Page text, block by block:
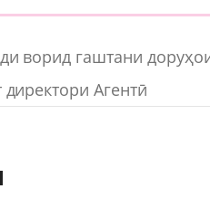
ворид гаштани
Агентӣ